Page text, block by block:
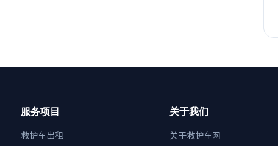
服务项目
救护车出租
关于我们
关于救护车网